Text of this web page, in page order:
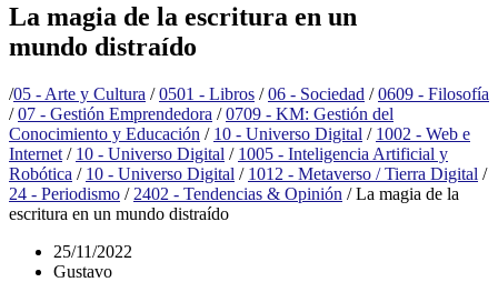
La magia de la escritura en un
mundo distraído
/05 - Arte y Cultura / 0501 - Libros / 06 - Sociedad / 0609 - Filosofía
/ 07 - Gestión Emprendedora / 0709 - KM: Gestión del
Conocimiento y Educación / 10 - Universo Digital / 1002 - Web e
Internet / 10 - Universo Digital / 1005 - Inteligencia Artificial y
Robótica / 10 - Universo Digital / 1012 - Metaverso / Tierra Digital /
24 - Periodismo / 2402 - Tendencias & Opinión /La magia de la
escritura en un mundo distraído
25/11/2022
Gustavo